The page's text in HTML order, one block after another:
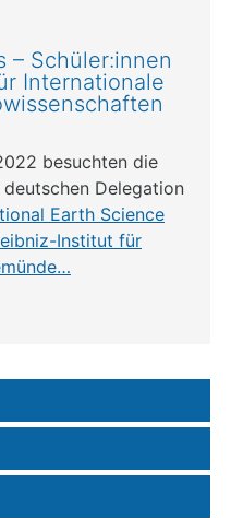
– Schüler:innen
Internationale
besuchten die
Delegation
Earth Science
Institut für